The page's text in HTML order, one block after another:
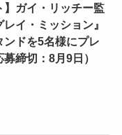
】ガイ・リッチー監
イ・ミッション』
ンドを5名様にプレ
締切：8月9日）